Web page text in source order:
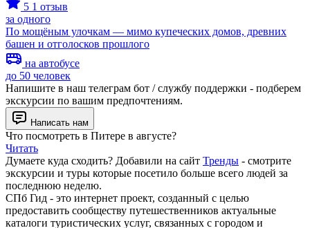
5 1 отзыв
за одного
По мощёным улочкам — мимо купеческих домов, древних
башен и отголосков прошлого
на автобусе
до 50 человек
Напишите в наш телеграм бот / службу поддержки - подберем
экскурсии по вашим предпочтениям.
Написать нам
Что посмотреть в Питере в августе?
Читать
Думаете куда сходить? Добавили на сайт Тренды - смотрите
экскурсии и туры которые посетило больше всего людей за
последнюю неделю.
СПб Гид - это интернет проект, созданный с целью
предоставить сообществу путешественников актуальные
каталоги туристических услуг, связанных с городом и